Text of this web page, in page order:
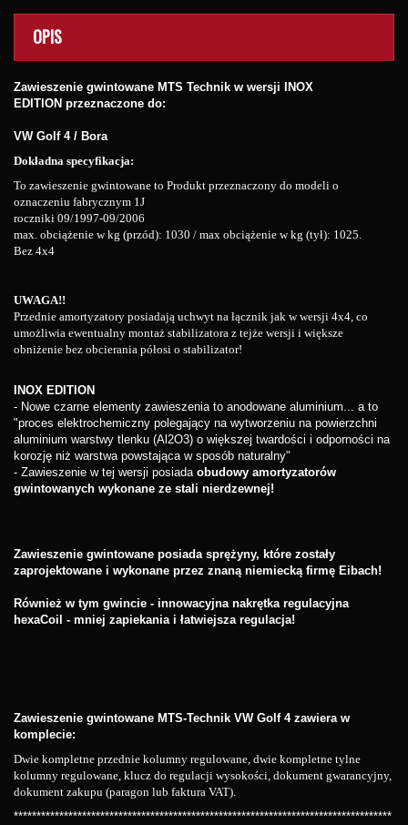
OPIS
Zawieszenie gwintowane MTS Technik w wersji
INOX
EDITION przeznaczone do:
VW Golf 4 / Bora
Dokładna specyfikacja:
To zawieszenie gwintowane to Produkt przeznaczony do modeli o
oznaczeniu fabrycznym 1J
roczniki 09/1997-09/2006
max. obciążenie w kg (przód): 1030 / max obciążenie w kg (tył): 1025.
Bez 4x4
UWAGA!!
Przednie amortyzatory posiadają uchwyt na łącznik jak w wersji 4x4, co
umożliwia ewentualny montaż stabilizatora z tejże wersji i większe
obniżenie bez obcierania półosi o stabilizator!
INOX EDITION
- Nowe czarne elementy zawieszenia to anodowane aluminium... a to
"proces elektrochemiczny polegający na wytworzeniu na powierzchni
aluminium warstwy tlenku (Al2O3) o większej twardości i odporności na
korozję niż warstwa powstająca w sposób naturalny"
- Zawieszenie w tej wersji posiada obudowy amortyzatorów
gwintowanych wykonane ze stali nierdzewnej!
Zawieszenie gwintowane posiada sprężyny, które zostały
zaprojektowane i wykonane przez znaną niemiecką firmę Eibach!
Również w tym gwincie - innowacyjna nakrętka regulacyjna
hexaCoil - mniej zapiekania i łatwiejsza regulacja!
Zawieszenie gwintowane MTS-Technik VW Golf 4 zawiera w
komplecie:
Dwie kompletne przednie kolumny regulowane, dwie kompletne tylne
kolumny regulowane, klucz do regulacji wysokości, dokument gwarancyjny,
dokument zakupu (paragon lub faktura VAT).
***********************************************************************************